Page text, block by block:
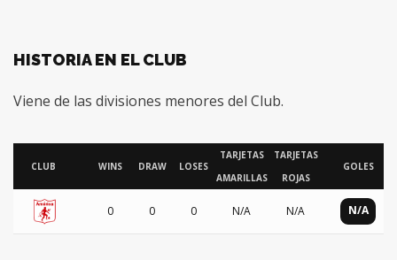
HISTORIA EN EL CLUB
Viene de las divisiones menores del Club.
CLUB WINS DRAW LOSES
TARJETAS
AMARILLAS
TARJETAS
ROJAS
GOLES
0 0 0 N/A N/A N/A